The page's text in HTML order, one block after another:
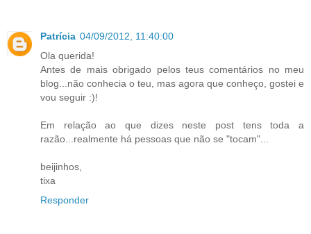
Patrícia 04/09/2012, 11:40:00
Ola querida!
Antes de mais obrigado pelos teus comentários no meu
blog...não conhecia o teu, mas agora que conheço, gostei e
vou seguir :)!
Em relação ao que dizes neste post tens toda a
razão...realmente há pessoas que não se "tocam"...
beijinhos,
tixa
Responder